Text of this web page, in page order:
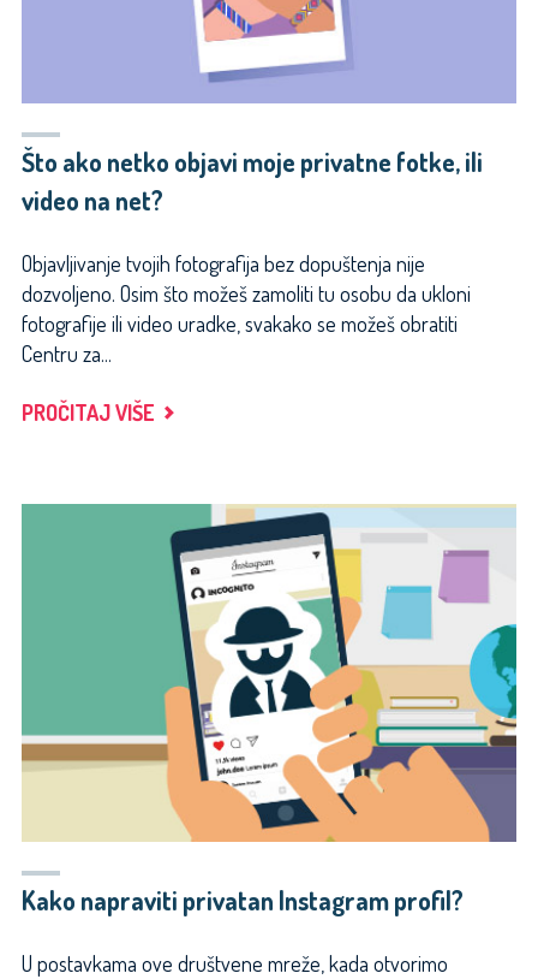
Što ako netko objavi moje privatne fotke, ili
video na net?
Objavljivanje tvojih fotografija bez dopuštenja nije
dozvoljeno. Osim što možeš zamoliti tu osobu da ukloni
fotografije ili video uradke, svakako se možeš obratiti
Centru za...
PROČITAJ VIŠE "ŠTO
OBJAVI
MOJE
PRIVATNE
FOTKE,
ILI
VIDEO
NA
NET?"
Kako napraviti privatan Instagram profil?
U postavkama ove društvene mreže, kada otvorimo